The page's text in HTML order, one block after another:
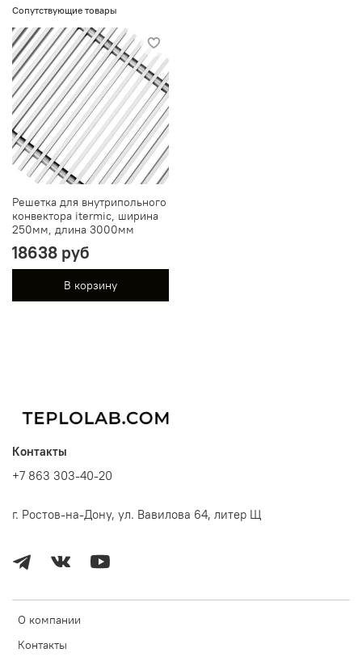
Сопутствующие товары
Решетка для внутрипольного
конвектора itermic, ширина
250мм, длина 3000мм
18638 руб
В корзину
О компании
Контакты
Контакты
+7 863 303-40-20
г. Ростов-на-Дону, ул. Вавилова 64, литер Щ